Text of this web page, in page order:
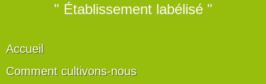
" Établissement labélisé "
Accueil
Comment cultivons-nous